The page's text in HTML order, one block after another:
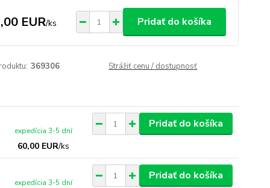
EUR/ks Pridať do košíka
369306 Strážiť cenu / dostupnosť
60,00 EUR/ks
expedícia 3-5 dní
Pridať do košíka
expedícia 3-5 dní
Pridať do košíka